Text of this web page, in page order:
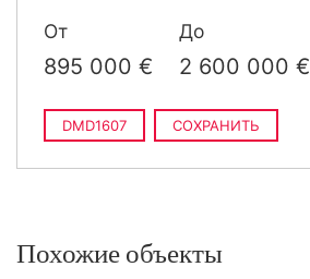
От
895 000 €
До
2 600 000 €
DMD1607 СОХРАНИТЬ
Похожие объекты